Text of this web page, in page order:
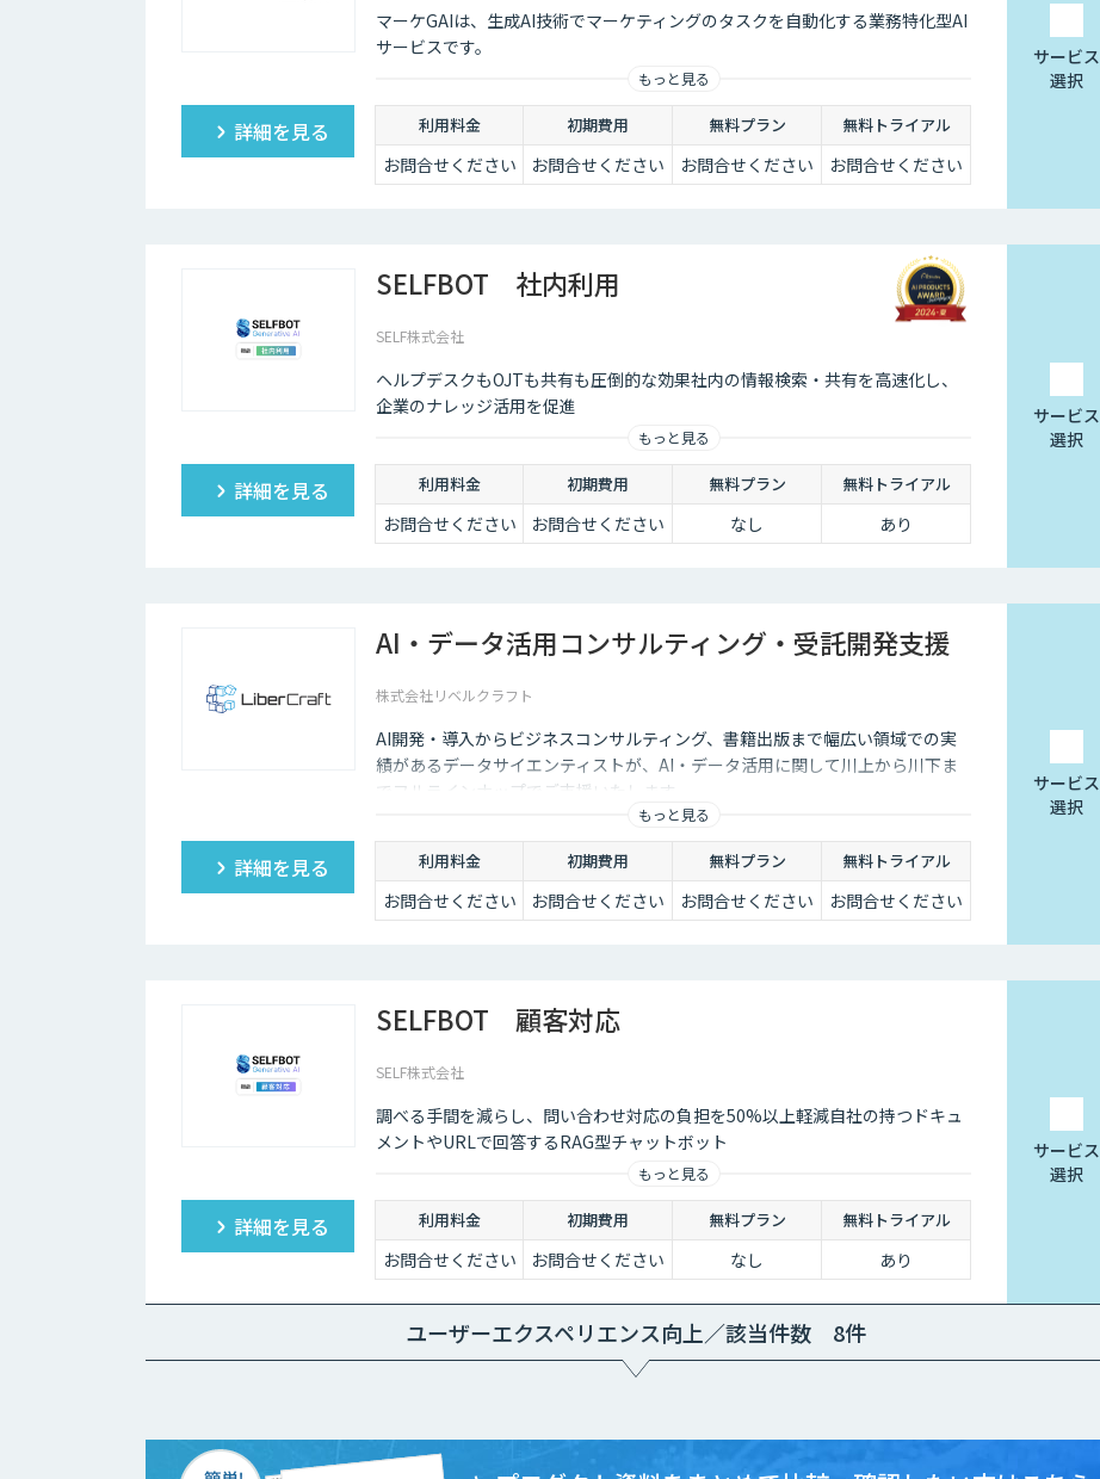
マーケGAIは、生成AI技術でマーケティングのタスクを自動化する業務特化型AI
サービスです。
もっと見る
詳細を見る 利用料金 初期費用 無料プラン 無料トライアル
お問合せください お問合せください お問合せください お問合せください
サービス
選択
SELFBOT 社内利用
SELF株式会社
ヘルプデスクもOJTも共有も圧倒的な効果社内の情報検索・共有を高速化し、
企業のナレッジ活用を促進
もっと見る
詳細を見る 利用料金 初期費用 無料プラン 無料トライアル
お問合せください お問合せください なし あり
サービス
選択
AI・データ活用コンサルティング・受託開発支援
株式会社リベルクラフト
AI開発・導入からビジネスコンサルティング、書籍出版まで幅広い領域での実
績があるデータサイエンティストが、AI・データ活用に関して川上から川下ま
でフルラインナップでご支援いたします。
もっと見る
詳細を見る 利用料金 初期費用 無料プラン 無料トライアル
お問合せください お問合せください お問合せください お問合せください
サービス
選択
SELFBOT 顧客対応
SELF株式会社
調べる手間を減らし、問い合わせ対応の負担を50%以上軽減自社の持つドキュ
メントやURLで回答するRAG型チャットボット
もっと見る
詳細を見る 利用料金 初期費用 無料プラン 無料トライアル
お問合せください お問合せください なし あり
サービス
選択
ユーザーエクスペリエンス向上／該当件数 8件